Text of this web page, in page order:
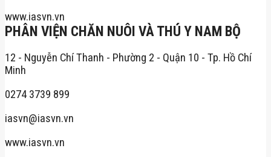
www.iasvn.vn
PHÂN VIỆN CHĂN NUÔI VÀ THÚ Y NAM BỘ
12 - Nguyễn Chí Thanh - Phường 2 - Quận 10 - Tp. Hồ Chí
Minh
0274 3739 899
iasvn@iasvn.vn
www.iasvn.vn